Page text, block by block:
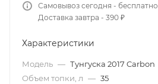
Самовывоз сегодня - бесплатно
Доставка завтра - 390 ₽
Характеристики
Модель — Тунгуска 2017 Carbon
Объем топки, л — 35